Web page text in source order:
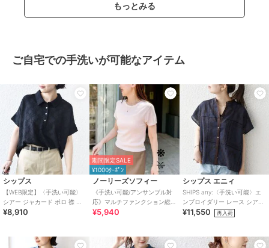
もっとみる
ご自宅での手洗いが可能なアイテム
シップス
【WEB限定】〈手洗い可能〉
シアー ジャカード ポロ 襟 シ
ョート スリーブ プルオーバー
¥8,910
期間限定SALE
¥1000ｸｰﾎﾟﾝ
ノーリーズソフィー
《手洗い可能/アンサンブル対
応》マルチファンクション総
針半袖プルオーバー
¥5,940
シップス エニィ
SHIPS any:〈手洗い可能〉エ
ンブロイダリー レース シアー
フレンチスリーブ シャツ
¥11,550 再入荷